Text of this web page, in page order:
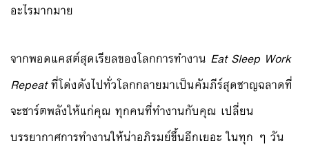
อะไรมากมาย
จากพอดแคสต์สุดเรียลของโลกการทำงาน Eat Sleep Work
Repeatที่โด่งดังไปทั่วโลกกลายมาเป็นคัมภีร์สุดชาญฉลาดที่
จะชาร์ตพลังให้แก่คุณ ทุกคนที่ทำงานกับคุณ เปลี่ยน
บรรยากาศการทำงานให้น่าอภิรมย์ขึ้นอีกเยอะ ในทุก ๆ วัน